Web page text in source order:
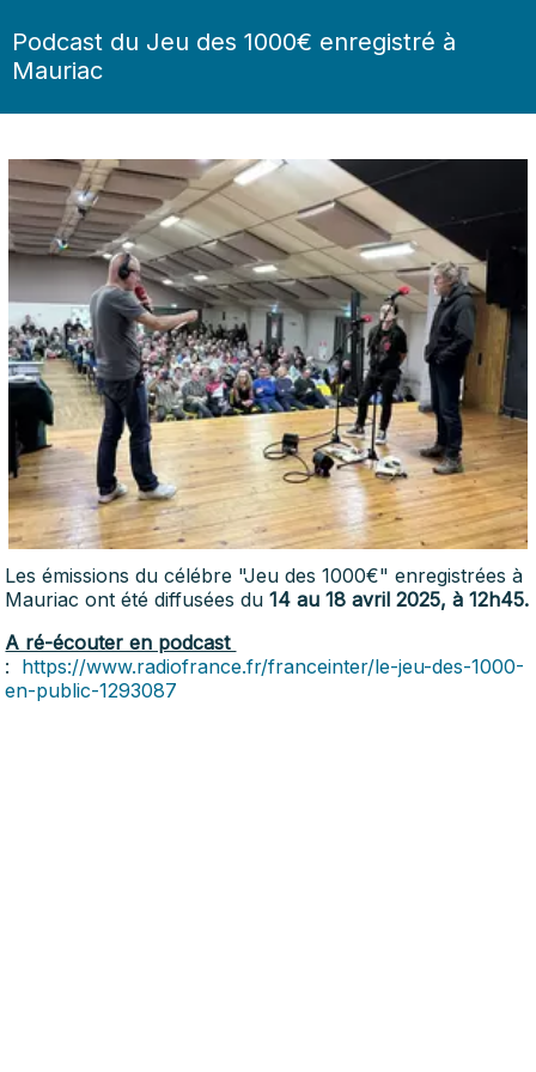
Podcast du Jeu des 1000€ enregistré à
Mauriac
Les émissions du célébre "Jeu des 1000€" enregistrées à
Mauriac ont été diffusées du14 au 18 avril 2025,à 12h45.
A ré-écouter en podcast
: https://www.radiofrance.fr/franceinter/le-jeu-des-1000-
en-public-1293087